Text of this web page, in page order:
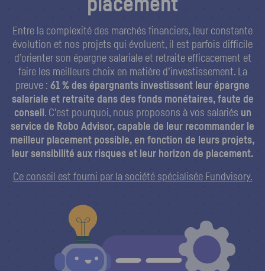
placement
Entre la complexité des marchés financiers, leur constante
évolution et nos projets qui évoluent, il est parfois difficile
d’orienter son épargne salariale et retraite efficacement et
faire les meilleurs choix en matière d’investissement. La
preuve : 61 % des épargnants investissent leur épargne
salariale et retraite dans des fonds monétaires, faute de
conseil . C'est pourquoi, nous proposons à vos salariés un
service de Robo Advisor, capable de leur recommander le
meilleur placement possible, en fonction de leurs projets,
leur sensibilité aux risques et leur horizon de placement.
Ce conseil est fourni par la société spécialisée Fundvisory.